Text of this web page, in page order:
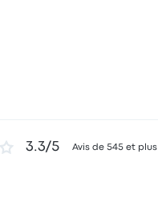
3.3/5 Avis de 545 et plus